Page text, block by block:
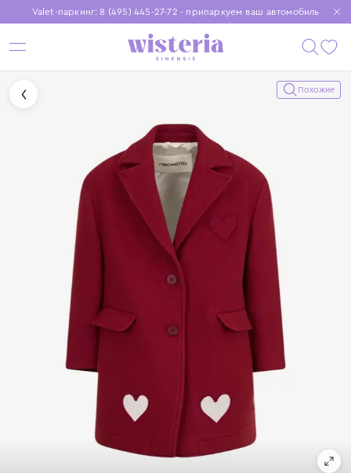
Valet-паркинг: 8 (495) 445-27-72 - припаркуем ваш автомобиль
Бесплатная доставка при заказе от 15 000 ₽
Установите приложение, чтобы покупки были еще удобнее
Похожие